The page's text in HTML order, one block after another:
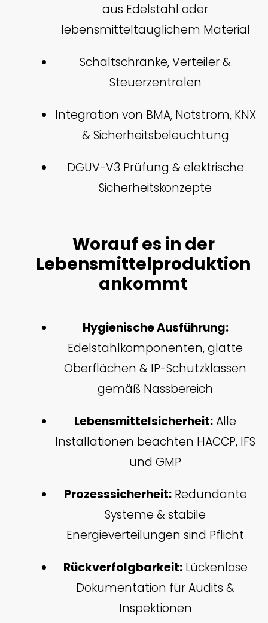
aus Edelstahl oder
lebensmitteltauglichem Material
Schaltschränke, Verteiler &
Steuerzentralen
Integration von BMA, Notstrom, KNX
& Sicherheitsbeleuchtung
DGUV-V3 Prüfung & elektrische
Sicherheitskonzepte
Worauf es in der
Lebensmittelproduktion
ankommt
Hygienische Ausführung:
Edelstahlkomponenten, glatte
Oberflächen & IP-Schutzklassen
gemäß Nassbereich
Lebensmittelsicherheit:Alle
Installationen beachten HACCP, IFS
und GMP
Prozesssicherheit:Redundante
Systeme & stabile
Energieverteilungen sind Pflicht
Rückverfolgbarkeit:Lückenlose
Dokumentation für Audits &
Inspektionen